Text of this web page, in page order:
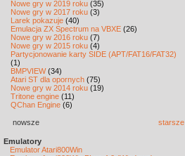
Nowe gry w 2019 roku (35)
Nowe gry w 2017 roku (3)
Larek pokazuje (40)
Emulacja ZX Spectrum na VBXE (26)
Nowe gry w 2016 roku (7)
Nowe gry w 2015 roku (4)
Partycjonowanie karty SIDE (APT/FAT16/FAT32)
(1)
BMPVIEW(34)
Atari ST dla opornych (75)
Nowe gry w 2014 roku (19)
Tritone engine (11)
QChan Engine (6)
nowsze starsze
Emulatory
Emulator Atari800Win